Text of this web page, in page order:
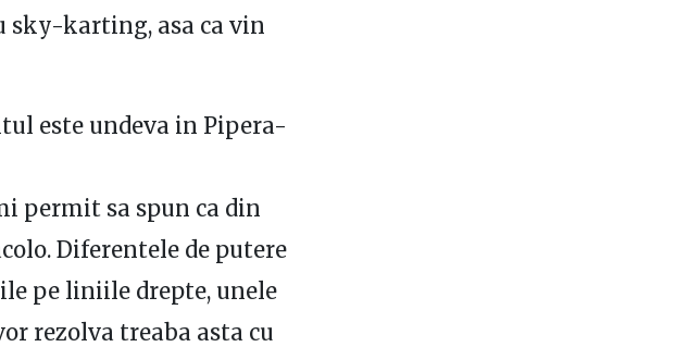
sky-karting, asa ca vin
este undeva in Pipera-
permit sa spun ca din
Diferentele de putere
pe liniile drepte, unele
rezolva treaba asta cu